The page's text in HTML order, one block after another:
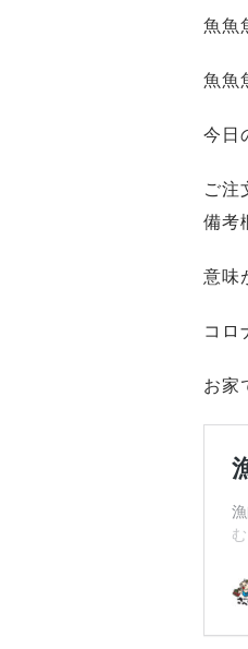
魚魚
魚魚
今日
ご注
備考
意味
コロ
お家